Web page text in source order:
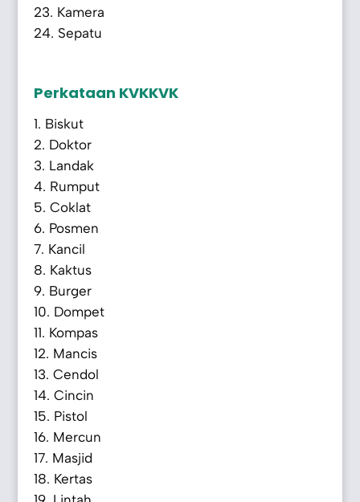
Kamera
Sepatu
Perkataan KVKKVK
Biskut
Doktor
Landak
Rumput
Coklat
Posmen
Kancil
Kaktus
Burger
Dompet
Kompas
Mancis
Cendol
Cincin
Pistol
Mercun
Masjid
Kertas